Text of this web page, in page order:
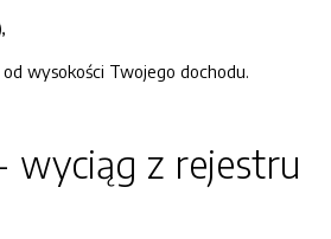
wysokości Twojego dochodu.
wyciąg z rejestru